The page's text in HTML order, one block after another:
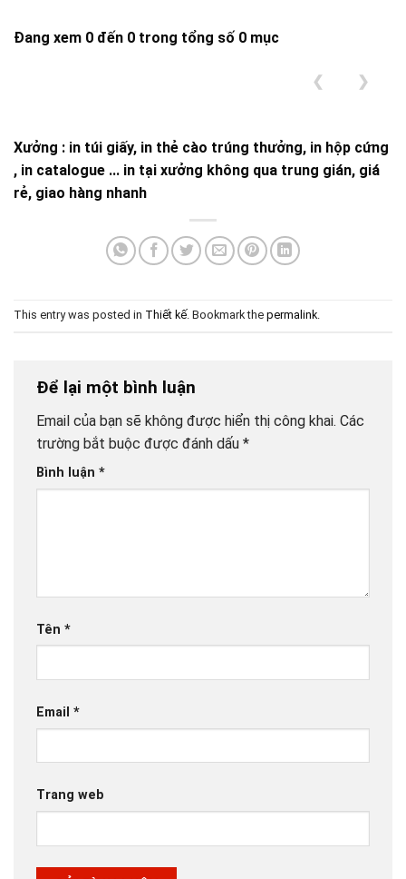
Đang xem 0 đến 0 trong tổng số 0 mục
❮ ❯
Xưởng : in túi giấy, in thẻ cào trúng thưởng, in hộp cứng
, in catalogue ... in tại xưởng không qua trung gián, giá
rẻ, giao hàng nhanh
This entry was posted in Thiết kế. Bookmark the permalink.
Để lại một bình luận
Email của bạn sẽ không được hiển thị công khai. Các
trường bắt buộc được đánh dấu *
Bình luận *
Tên *
Email *
Trang web